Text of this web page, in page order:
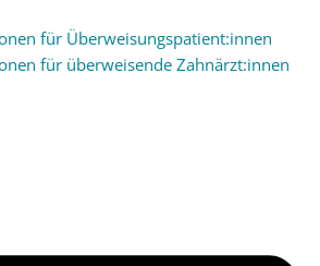
für Überweisungspatient:innen
für überweisende Zahnärzt:innen